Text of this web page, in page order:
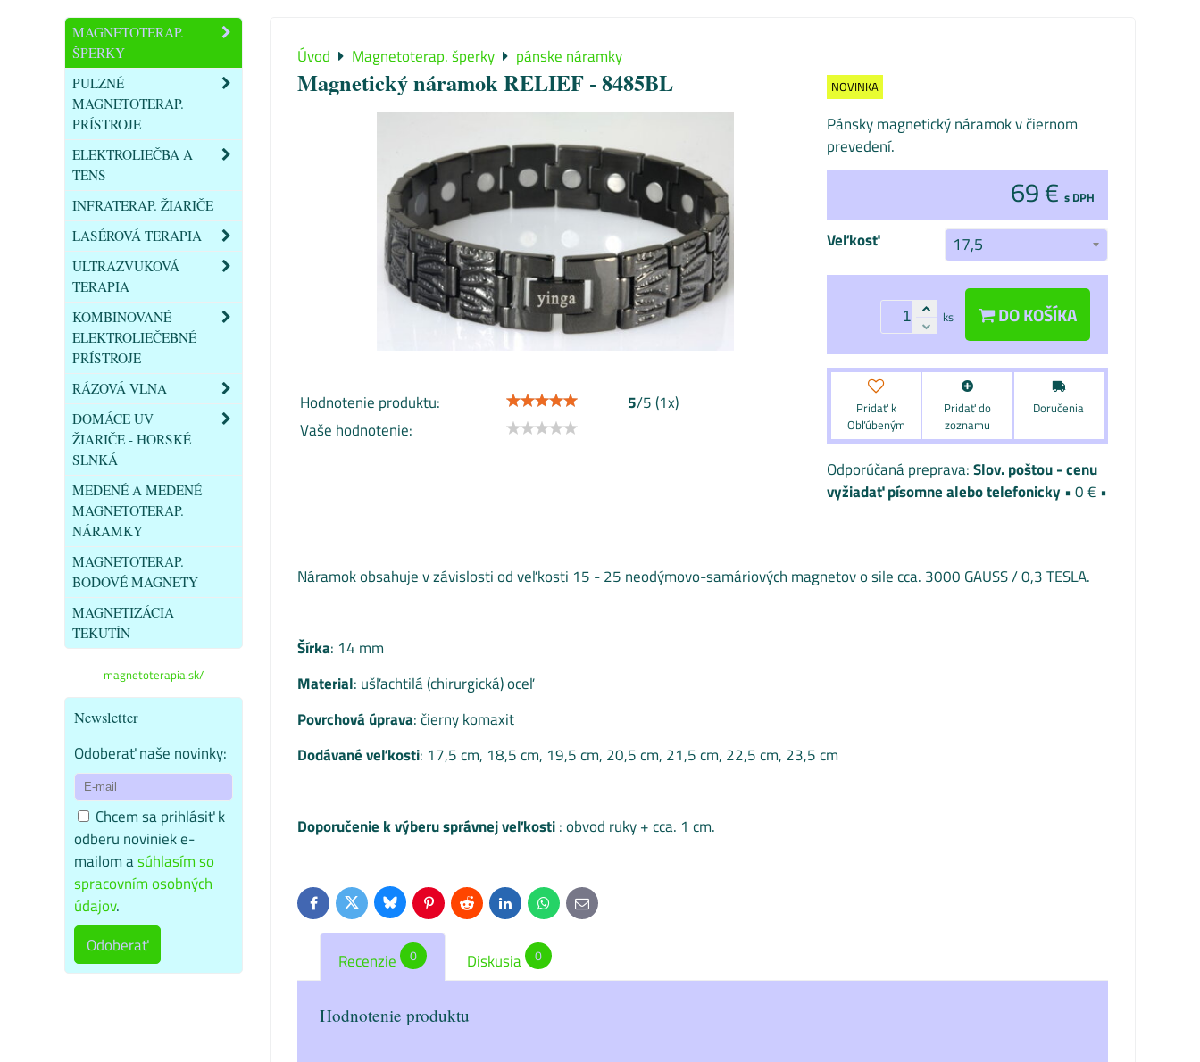
Úvod Magnetoterap. šperky pánske náramky
Magnetický náramok RELIEF - 8485BL
Hodnotenie produktu: 5/5(1x)
Vaše hodnotenie:
NOVINKA
Pánsky magnetický náramok v čiernom
prevedení.
69 € s DPH
Veľkosť 17,5
ks DO KOŠÍKA
Pridať k
Obľúbeným
Pridať do
zoznamu
Doručenia
Slov. poštou - cenu
vyžiadať písomne alebo telefonicky •0 € •
Náramok obsahuje v závislosti od veľkosti 15 - 25 neodýmovo-samáriových magnetov o sile cca. 3000 GAUSS / 0,3 TESLA.
Šírka: 14 mm
Material: ušľachtilá (chirurgická) oceľ
Povrchová úprava: čierny komaxit
Dodávané veľkosti: 17,5 cm, 18,5 cm, 19,5 cm, 20,5 cm, 21,5 cm, 22,5 cm, 23,5 cm
Doporučenie k výberu správnej veľkosti: obvod ruky + cca. 1 cm.
FacebookTwitterBlueskyPinterestReddit LinkedInWhatsApp
E-
mail
Recenzie 0 Diskusia 0
Hodnotenie produktu
MAGNETOTERAP.
ŠPERKY
PULZNÉ
MAGNETOTERAP.
PRÍSTROJE
ELEKTROLIEČBA A
TENS
INFRATERAP. ŽIARIČE
LASÉROVÁ TERAPIA
ULTRAZVUKOVÁ
TERAPIA
KOMBINOVANÉ
ELEKTROLIEČEBNÉ
PRÍSTROJE
RÁZOVÁ VLNA
DOMÁCE UV
ŽIARIČE - HORSKÉ
SLNKÁ
MEDENÉ A MEDENÉ
MAGNETOTERAP.
NÁRAMKY
MAGNETOTERAP.
BODOVÉ MAGNETY
MAGNETIZÁCIA
TEKUTÍN
magnetoterapia.sk/
Newsletter
Odoberať naše novinky:
Chcem sa prihlásiť k
odberu noviniek e-
mailom asúhlasím so
spracovním osobných
údajov.
Odoberať